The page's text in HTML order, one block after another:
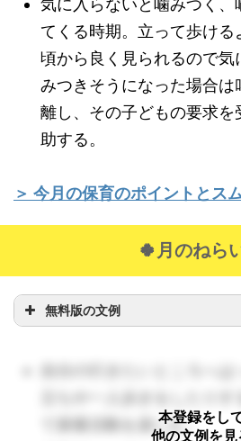
気に入らないと噛みつく、
てくる時期。立って歩ける
頃から良く見られるので気
みつきそうになった場合は
離し、その子どもの要求を
助する。
＞ 今月の保育のポイントとス
🍀月のねら
無料版の文例
て探索活動を楽しむ。
本登録をし
他の文例を見